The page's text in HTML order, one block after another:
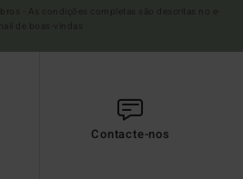
Contacte-nos